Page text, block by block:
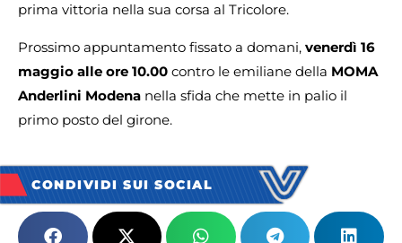
prima vittoria nella sua corsa al Tricolore.
Prossimo appuntamento fissato a domani, venerdì 16
maggio alle ore 10.00 contro le emiliane della MOMA
Anderlini Modena nella sfida che mette in palio il
primo posto del girone.
CONDIVIDI SUI SOCIAL